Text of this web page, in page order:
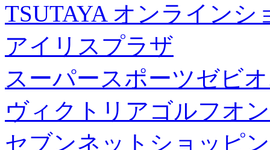
TSUTAYA オンラインシ
アイリスプラザ
スーパースポーツゼビ
ヴィクトリアゴルフオ
セブンネットショッピ